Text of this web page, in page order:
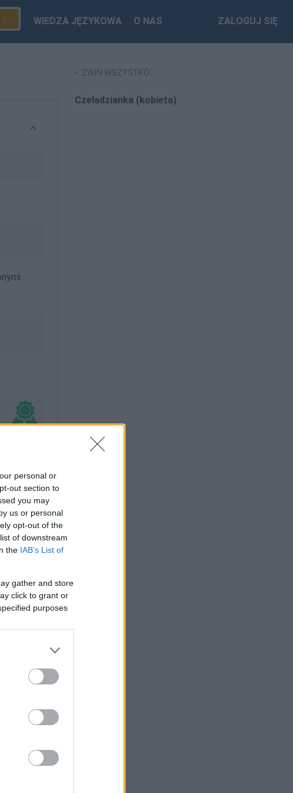
personal or
out section to
you may
us or personal
opt-out of the
of downstream
the IAB’s List of
gather and store
click to grant or
purposes
WIEDZA JĘZYKOWA O NAS ZALOGUJ SIĘ
ZWIŃ WSZYSTKO
Czeladzianka (kobieta)